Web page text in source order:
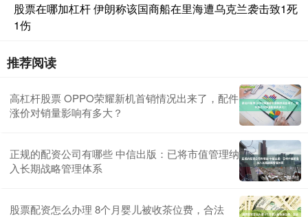
股票在哪加杠杆 伊朗称该国商船在里海遭乌克兰袭击致1死
1伤
推荐阅读
高杠杆股票 OPPO荣耀新机首销情况出来了，配件
涨价对销量影响有多大？
正规的配资公司有哪些 中信出版：已将市值管理纳
入长期战略管理体系
股票配资怎么办理 8个月婴儿被收茶位费，合法